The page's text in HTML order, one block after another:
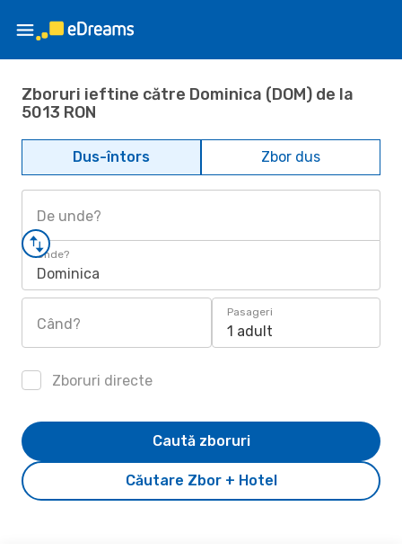
Zboruri ieftine către Dominica (DOM) de la
5013 RON
Dus-întors Zbor dus
De unde?
Unde?
Dominica
Când?
Pasageri
1 adult
Zboruri directe
Căutare Zbor + Hotel
Caută zboruri